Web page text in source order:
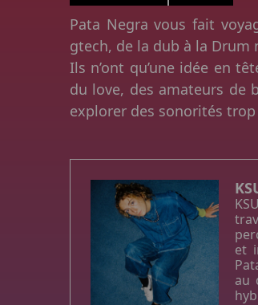
Pata Negra vous fait
gtech, de la dub à la Drum
Ils n’ont qu’une idée en
du love, des amateurs de
explorer des sonorités
et
au